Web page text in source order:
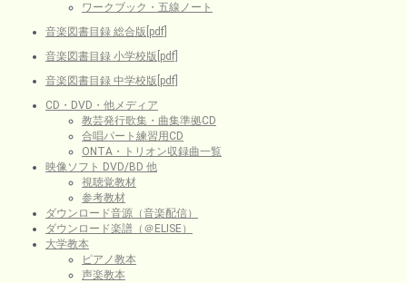
ワークブック・五線ノート
音楽図書目録 総合版[pdf]
音楽図書目録 小学校版[pdf]
音楽図書目録 中学校版[pdf]
CD・DVD・他メディア
教芸発行歌集・曲集準拠CD
合唱パート練習用CD
ONTA・トリオン収録曲一覧
映像ソフト DVD/BD 他
視聴覚教材
参考教材
ダウンロード音源（音楽配信）
ダウンロード楽譜（＠ELISE）
大学教本
ピアノ教本
声楽教本